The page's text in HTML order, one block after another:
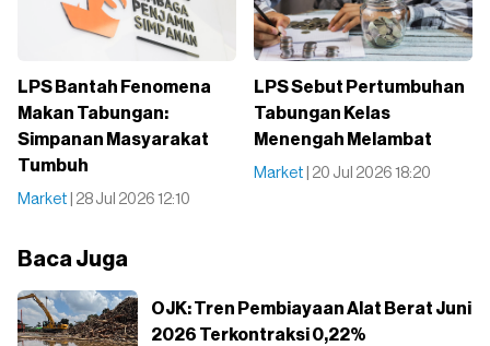
LPS Bantah Fenomena
Makan Tabungan:
Simpanan Masyarakat
Tumbuh
Market | 28 Jul 2026 12:10
LPS Sebut Pertumbuhan
Tabungan Kelas
Menengah Melambat
Market | 20 Jul 2026 18:20
Baca Juga
OJK: Tren Pembiayaan Alat Berat Juni
2026 Terkontraksi 0,22%